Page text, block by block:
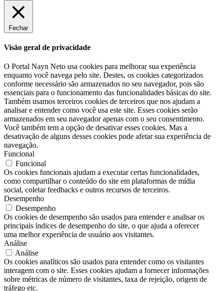
Fechar
Visão geral de privacidade
O Portal Nayn Neto usa cookies para melhorar sua experiência
enquanto você navega pelo site. Destes, os cookies categorizados
conforme necessário são armazenados no seu navegador, pois são
essenciais para o funcionamento das funcionalidades básicas do site.
Também usamos terceiros cookies de terceiros que nos ajudam a
analisar e entender como você usa este site. Esses cookies serão
armazenados em seu navegador apenas com o seu consentimento.
Você também tem a opção de desativar esses cookies. Mas a
desativação de alguns desses cookies pode afetar sua experiência de
navegação.
Funcional
Funcional
Os cookies funcionais ajudam a executar certas funcionalidades,
como compartilhar o conteúdo do site em plataformas de mídia
social, coletar feedbacks e outros recursos de terceiros.
Desempenho
Desempenho
Os cookies de desempenho são usados ​​para entender e analisar os
principais índices de desempenho do site, o que ajuda a oferecer
uma melhor experiência de usuário aos visitantes.
Análise
Análise
Os cookies analíticos são usados ​​para entender como os visitantes
interagem com o site. Esses cookies ajudam a fornecer informações
sobre métricas de número de visitantes, taxa de rejeição, origem de
tráfego etc.